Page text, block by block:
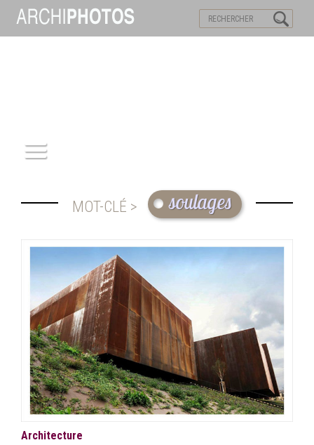
PATRIMOINE
REPORTAGE
INFOS
PORTFOLIO
CONTACT
MOT-CLÉ > soulages
Architecture